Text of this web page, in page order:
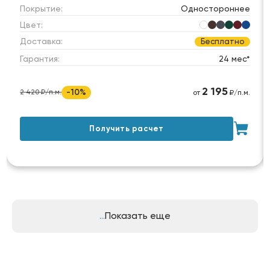
Покрытие:
Одностороннее
Цвет:
Доставка:
Бесплатно
Гарантия: 24 мес*
2 420 ₽/п.м. -10% от 2 195₽/п.м.
Получить расчет
Показать еще